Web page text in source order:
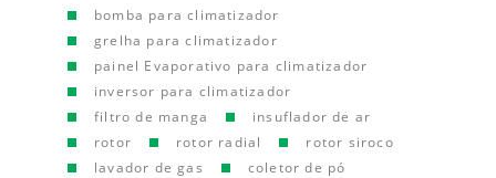
bomba para climatizador
grelha para climatizador
painel Evaporativo para climatizador
inversor para climatizador
filtro de manga
insuflador de ar
rotor
rotor radial
rotor siroco
lavador de gas
coletor de pó